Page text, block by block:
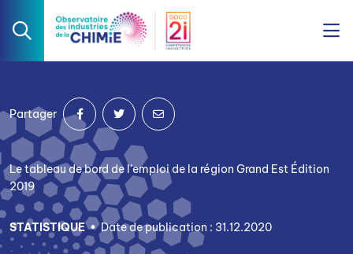
Le tableau de bord de l’emploi de la région Grand Est Édition
2019
Partager
STATISTIQUE Date de publication : 31.12.2020